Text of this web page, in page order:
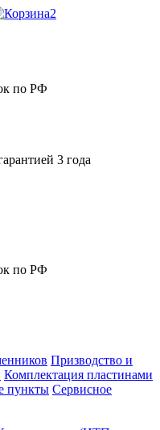
2
по РФ
3 года
по РФ
Призводство и
Комплектация пластинами
пункты Сервисное